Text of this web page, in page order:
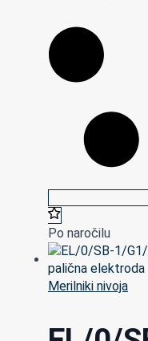
Po naročilu
Merilniki nivoja